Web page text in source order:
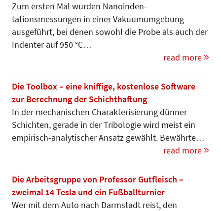
Zum ersten Mal wurden Nano­inden­
tationsmessungen in einer Vakuum­umgebung
ausgeführt, bei denen sowohl die Probe als auch der
Indenter auf 950 °C…
read more
Die Toolbox – eine kniffige, kostenlose Software
zur Berechnung der Schichthaftung
In der mechanischen Charakterisierung dün­ner
Schichten, gerade in der Tribo­logie wird meist ein
empirisch-analytischer Ansatz gewählt. Bewährte…
read more
Die Arbeitsgruppe von Professor Gutfleisch –
zweimal 14 Tesla und ein Fußballturnier
Wer mit dem Auto nach Darmstadt reist, den